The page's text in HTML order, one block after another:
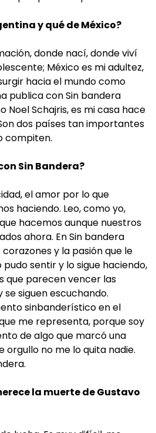
y qué de México?
donde nací, donde viví
México es mi adultez,
hacia el mundo como
publica con Sin bandera
Noel Schajris, es mi casa hace
dos países tan importantes
compiten.
Sin Bandera?
el amor por lo que
haciendo. Leo, como yo,
hacemos aunque nuestros
ahora. En Sin bandera
y la pasión que le
sentir y lo sigue haciendo,
que parecen vencer las
siguen escuchando.
sinbanderístico en el
me representa, porque soy
de algo que marcó una
orgullo no me lo quita nadie.
la muerte de Gustavo